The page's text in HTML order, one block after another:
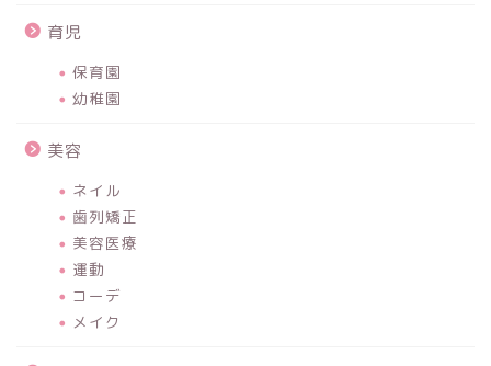
育児
保育園
幼稚園
美容
ネイル
歯列矯正
美容医療
運動
コーデ
メイク